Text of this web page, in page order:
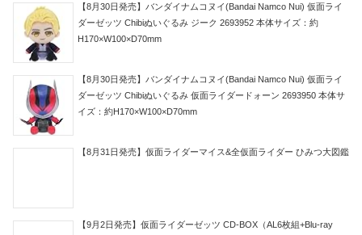
【8月30日発売】バンダイナムコヌイ(Bandai Namco Nui) 仮面ライ
ダーゼッツ Chibiぬいぐるみ ジーク 2693952 本体サイズ：約
H170×W100×D70mm
【8月30日発売】バンダイナムコヌイ(Bandai Namco Nui) 仮面ライ
ダーゼッツ Chibiぬいぐるみ 仮面ライダードォーン 2693950 本体サ
イズ：約H170×W100×D70mm
【8月31日発売】仮面ライダーマイス&全仮面ライダー ひみつ大図鑑
【9月2日発売】仮面ライダーゼッツ CD-BOX（AL6枚組+Blu-ray